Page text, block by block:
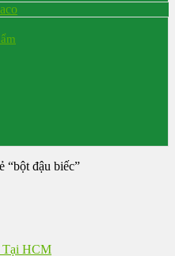
“bột đậu biếc”